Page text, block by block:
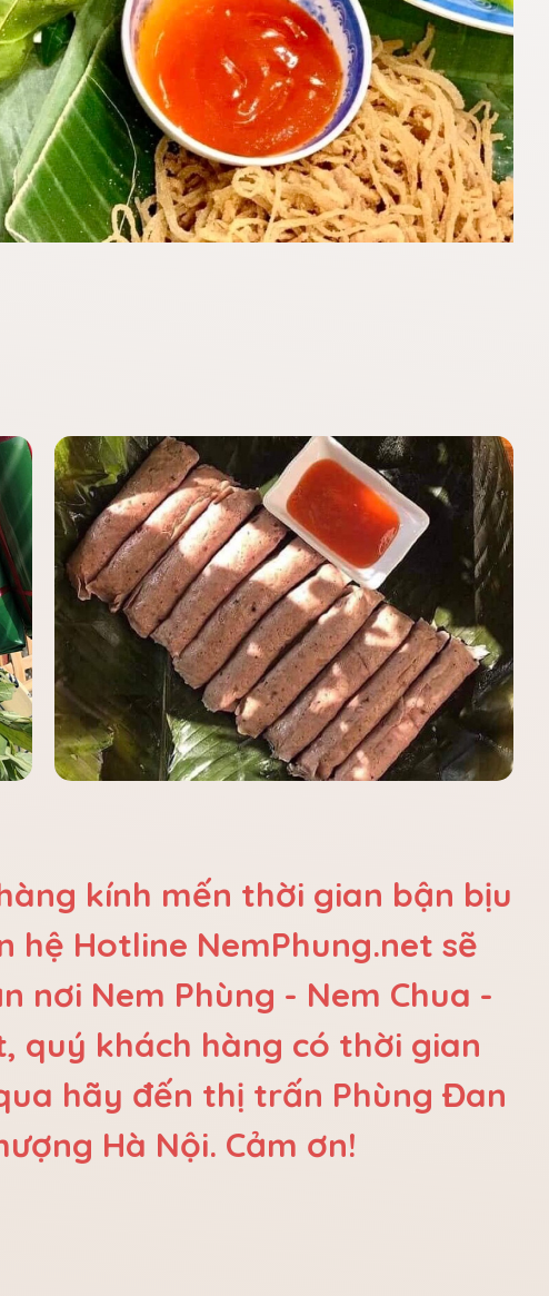
kính mến thời gian bận bịu
hệ Hotline NemPhung.net sẽ
nơi Nem Phùng - Nem Chua -
quý khách hàng có thời gian
hãy đến thị trấn Phùng Đan
Hà Nội. Cảm ơn!